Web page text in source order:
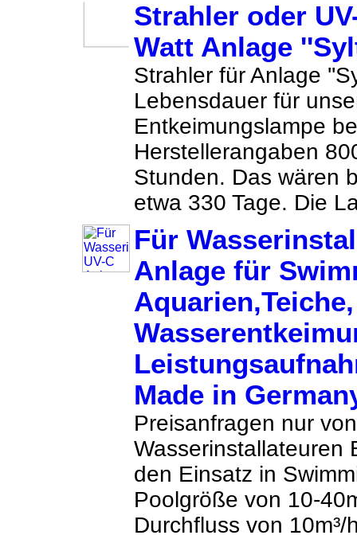
Strahler oder
Watt Anlage
Strahler für Anlage
Lebensdauer für
Entkeimungslampe
Herstellerangaben
Stunden. Das wären
etwa 330 Tage. Die
Für
Anlage für
Made in
Preisanfragen nur von
Wasserinstallateuren
den Einsatz in
Poolgröße von 10-
Durchfluss von